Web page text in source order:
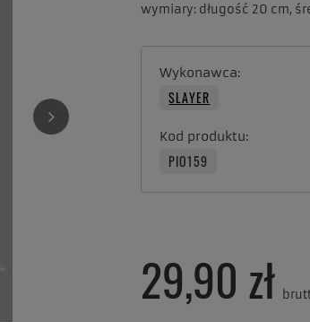
wymiary: długość 20 cm,
Wykonawca
SLAYER
Kod produktu
PIO159
29,90 zł